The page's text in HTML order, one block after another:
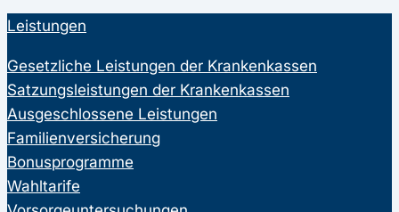
Leistungen
Gesetzliche Leistungen der Krankenkassen
Satzungsleistungen der Krankenkassen
Ausgeschlossene Leistungen
Familienversicherung
Bonusprogramme
Wahltarife